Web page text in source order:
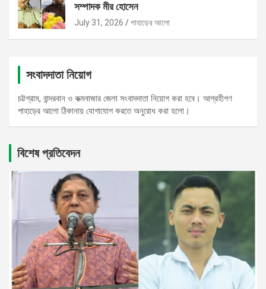
সম্পাদক মীর হোসেন
July 31, 2026 পাহাড়ের আলো
সংবাদদাতা নিয়োগ
চট্টগ্রাম, বান্দরবান ও কক্মবাজার জেলা সংবাদদাতা নিয়োগ করা হবে। আগ্রহীগণ
পাহাড়ের আলো ঠিকানায় যোগাযোগ করতে অনুরোধ করা হলো।
বিশেষ প্রতিবেদন